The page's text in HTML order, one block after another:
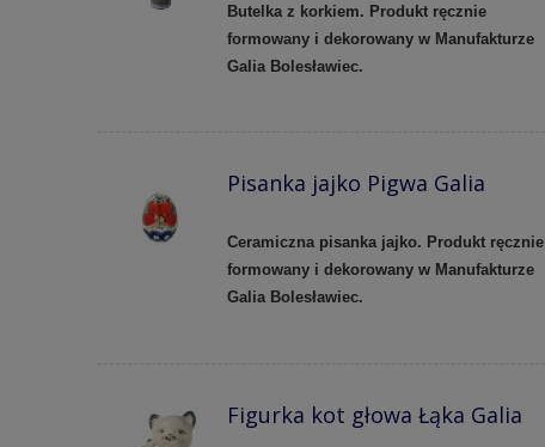
Butelka z korkiem. Produkt ręcznie
formowany i dekorowany w Manufakturze
Galia Bolesławiec.
Pisanka jajko Pigwa Galia
Ceramiczna pisanka jajko. Produkt ręcznie
formowany i dekorowany w Manufakturze
Galia Bolesławiec.
Figurka kot głowa Łąka Galia